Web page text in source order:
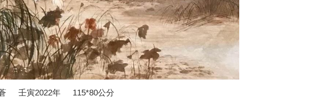
壬寅2022年 115*80公分